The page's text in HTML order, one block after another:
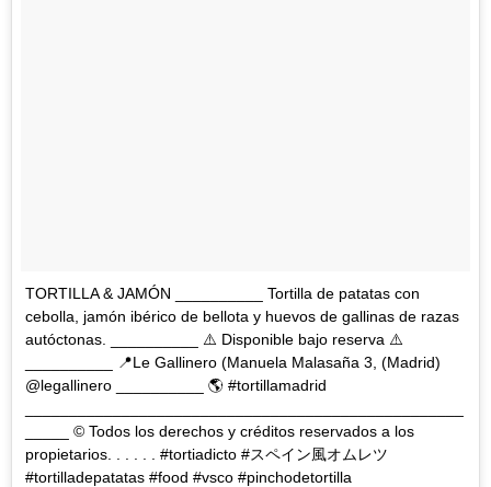
TORTILLA & JAMÓN __________ Tortilla de patatas con
cebolla, jamón ibérico de bellota y huevos de gallinas de razas
autóctonas. __________ ⚠️ Disponible bajo reserva ⚠️
__________ 📍Le Gallinero (Manuela Malasaña 3, (Madrid)
@legallinero __________ 🌎 #tortillamadrid
_____ © Todos los derechos y créditos reservados a los
propietarios. . . . . . #tortiadicto #スペイン風オムレツ
#tortilladepatatas #food #vsco #pinchodetortilla